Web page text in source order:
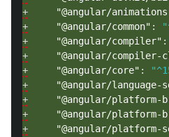
+
"@angular/
+
"@angular/common" :
+
"@angular/compiler" :
+
"@angular/
+
"@angular/core" :
+
"@angular/language-
+
"@angular/platform-
+
"@angular/platform-
+
"@angular/platform-